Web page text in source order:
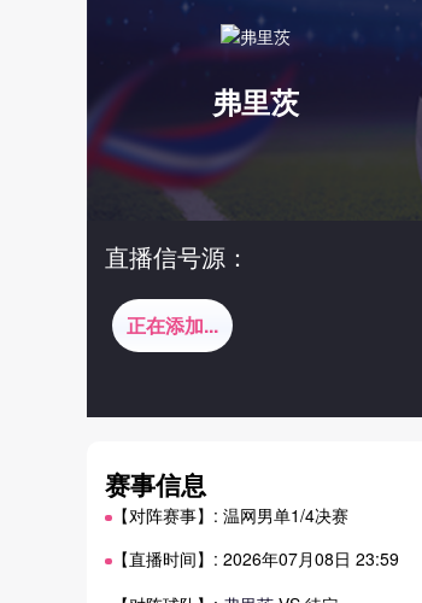
弗里茨
直播信号源：
正在添加...
赛事信息
【对阵赛事】: 温网男单1/4决赛
【直播时间】: 2026年07月08日 23:59